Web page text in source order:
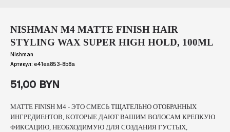
NISHMAN M4 MATTE FINISH HAIR
STYLING WAX SUPER HIGH HOLD, 100ML
Nishman
Артикул: e41ea853-8b8a
51,00 BYN
MATTE FINISH M4 - ЭТО СМЕСЬ ТЩАТЕЛЬНО ОТОБРАННЫХ
ИНГРЕДИЕНТОВ, КОТОРЫЕ ДАЮТ ВАШИМ ВОЛОСАМ КРЕПКУЮ
ФИКСАЦИЮ, НЕОБХОДИМУЮ ДЛЯ СОЗДАНИЯ ГУСТЫХ,